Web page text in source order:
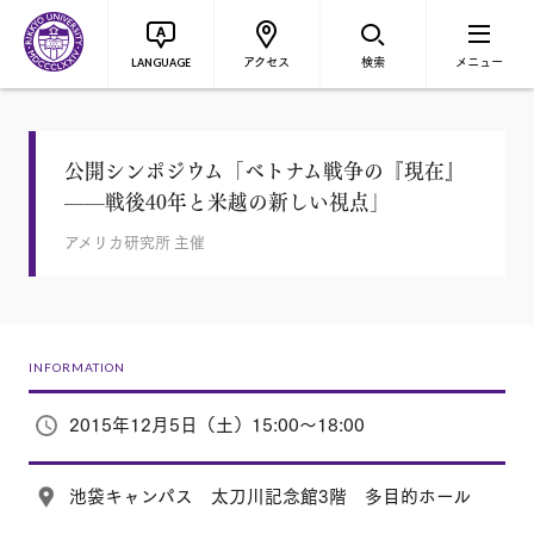
LANGUAGE アクセス 検索 メニュー
公開シンポジウム「ベトナム戦争の『現在』
——戦後40年と米越の新しい視点」
アメリカ研究所 主催
INFORMATION
2015年12月5日（土）15:00～18:00
池袋キャンパス 太刀川記念館3階 多目的ホール